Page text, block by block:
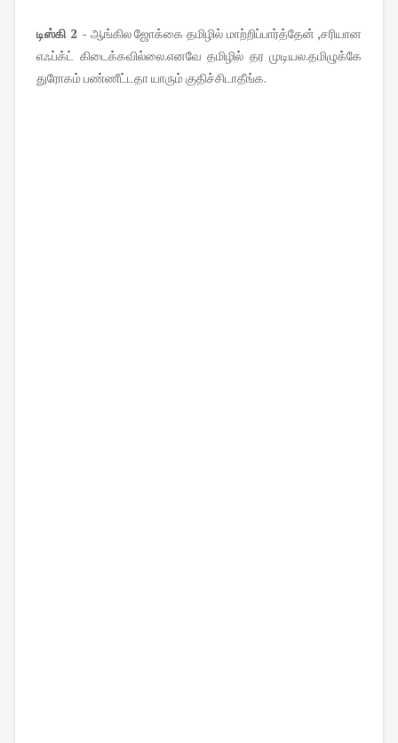
டிஸ்கி 2 - ஆங்கில ஜோக்கை தமிழில் மாற்றிப்பார்த்தேன் ,சரியான
எஃப்க்ட் கிடைக்கவில்லை.எனவே தமிழில் தர முடியல.தமிழுக்கே
துரோகம் பண்ணீட்டதா யாரும் குதிச்சிடாதீங்க.